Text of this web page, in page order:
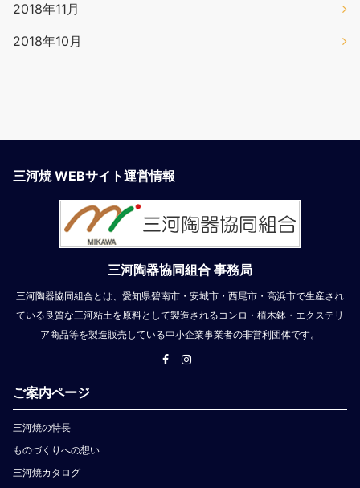
2018年11月
2018年10月
三河焼 WEBサイト運営情報
三河陶器協同組合 事務局
三河陶器協同組合とは、愛知県碧南市・安城市・西尾市・高浜市で生産され
ている良質な三河粘土を原料として製造されるコンロ・植木鉢・エクステリ
ア商品等を製造販売している中小企業事業者の非営利団体です。
ご案内ページ
三河焼の特長
ものづくりへの想い
三河焼カタログ